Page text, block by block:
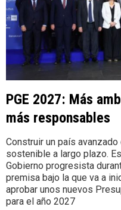
PGE 2027: Más
más responsables
Construir un país
sostenible a largo plazo.
Gobierno progresista
premisa bajo la que va a
aprobar unos nuevos
para el año 2027